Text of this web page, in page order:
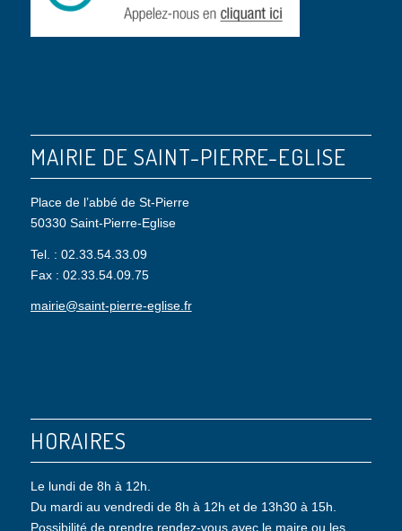
MAIRIE DE SAINT-PIERRE-EGLISE
Place de l’abbé de St-Pierre
50330 Saint-Pierre-Eglise
Tel. : 02.33.54.33.09
Fax : 02.33.54.09.75
mairie@saint-pierre-eglise.fr
HORAIRES
Le lundi de 8h à 12h.
Du mardi au vendredi de 8h à 12h et de 13h30 à 15h.
Possibilité de prendre rendez-vous avec le maire ou les